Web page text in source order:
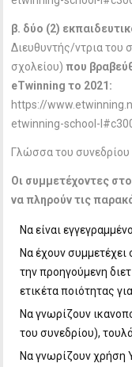
β. δύο (2)
Διευθυντής/ντρια του
σχολείου)που
eTwinning το 2021:
https://
etwinning-school-
Γλώσσα του συνεδρίου
Οι συμμετέχοντες
να πληρούν τις
Να είναι
Να έχουν
την προηγούμενη
ετικέτα ποιότητας
Να γνωρίζουν
του συνεδρίου),
Να γνωρίζουν χρήση